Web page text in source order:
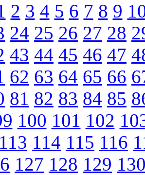
2 3 4 5 6 7 8 9
24 25 26 27 28
43 44 45 46 47
62 63 64 65 66
81 82 83 84 85
100 101 102
113 114 115 116
127 128 129